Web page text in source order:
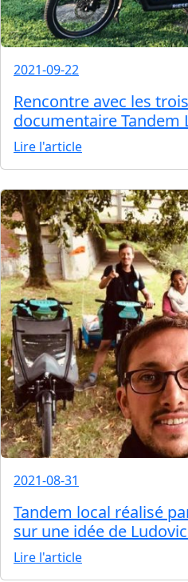
2021-09-22
Rencontre avec les
documentaire Tandem
Lire l'article
2021-08-31
Tandem local réalisé
sur une idée de
Lire l'article